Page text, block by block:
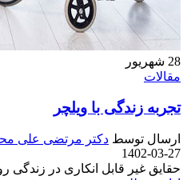
28 شهریور
مقالات
تجربه زندگی با ویلچر
ارسال توسط دکتر مرتضی علی
1402-03-27
حقایق غیر قابل انکاری در زندگی